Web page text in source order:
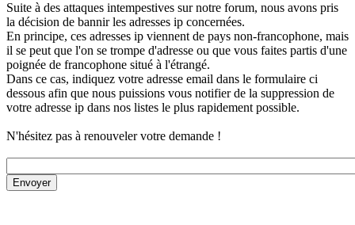
Suite à des attaques intempestives sur notre forum, nous avons pris
la décision de bannir les adresses ip concernées.
En principe, ces adresses ip viennent de pays non-francophone, mais
il se peut que l'on se trompe d'adresse ou que vous faites partis d'une
poignée de francophone situé à l'étrangé.
Dans ce cas, indiquez votre adresse email dans le formulaire ci
dessous afin que nous puissions vous notifier de la suppression de
votre adresse ip dans nos listes le plus rapidement possible.
N'hésitez pas à renouveler votre demande !